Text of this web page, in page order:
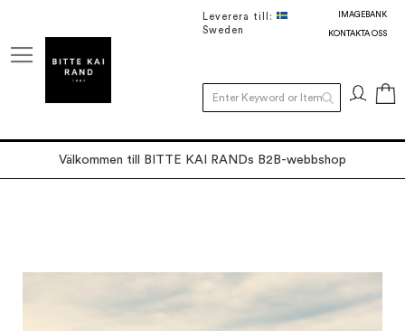
Leverera till:
Sweden
IMAGEBANK
KONTAKTA OSS
Välkommen till BITTE KAI RANDs B2B-webbshop